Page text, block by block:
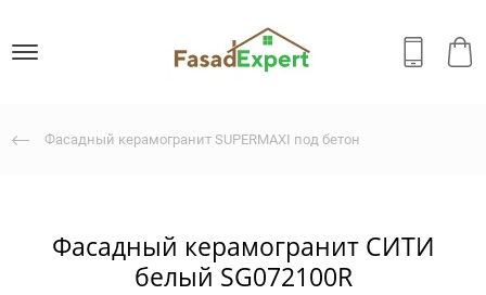
Фасадный керамогранит SUPERMAXI под бетон
Фасадный керамогранит СИТИ
белый SG072100R